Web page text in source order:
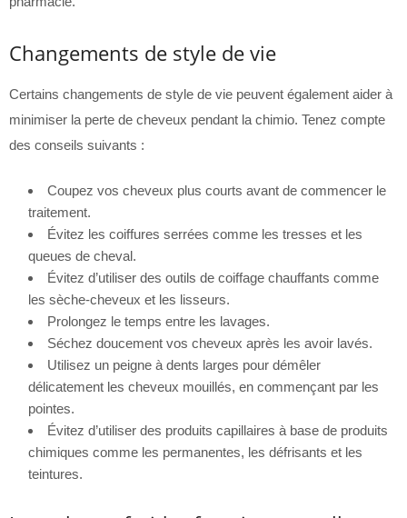
Changements de style de vie
Certains changements de style de vie peuvent également aider à
minimiser la perte de cheveux pendant la chimio. Tenez compte
des conseils suivants :
Coupez vos cheveux plus courts avant de commencer le
traitement.
Évitez les coiffures serrées comme les tresses et les
queues de cheval.
Évitez d’utiliser des outils de coiffage chauffants comme
les sèche-cheveux et les lisseurs.
Prolongez le temps entre les lavages.
Séchez doucement vos cheveux après les avoir lavés.
Utilisez un peigne à dents larges pour démêler
délicatement les cheveux mouillés, en commençant par les
pointes.
Évitez d’utiliser des produits capillaires à base de produits
chimiques comme les permanentes, les défrisants et les
teintures.